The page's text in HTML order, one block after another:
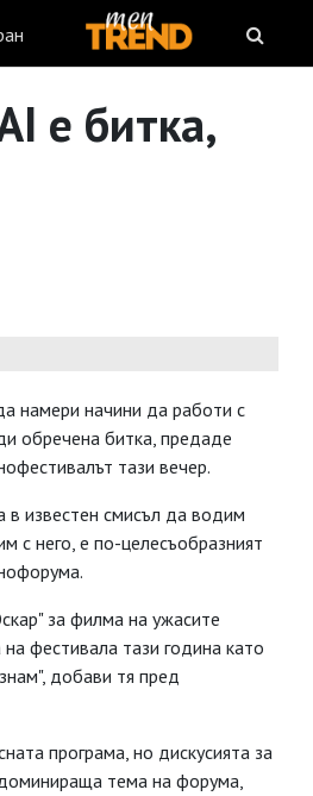
е битка,
намери начини да работи с
обречена битка, предаде
тази вечер.
в известен смисъл да водим
с него, е по-целесъобразният
за филма на ужасите
фестивала тази година като
добави тя пред
програма, но дискусията за
тема на форума,